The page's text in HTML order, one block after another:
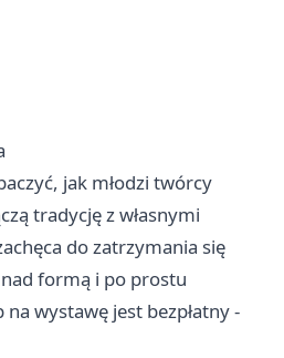
jak młodzi twórcy
tradycję z własnymi
do zatrzymania się
formą i po prostu
wystawę jest bezpłatny -